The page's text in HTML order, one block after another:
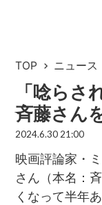
TOP ニュース
「唸らさ
斉藤さん
2024.6.30 21:00
映画評論家・
さん（本名：
くなって半年